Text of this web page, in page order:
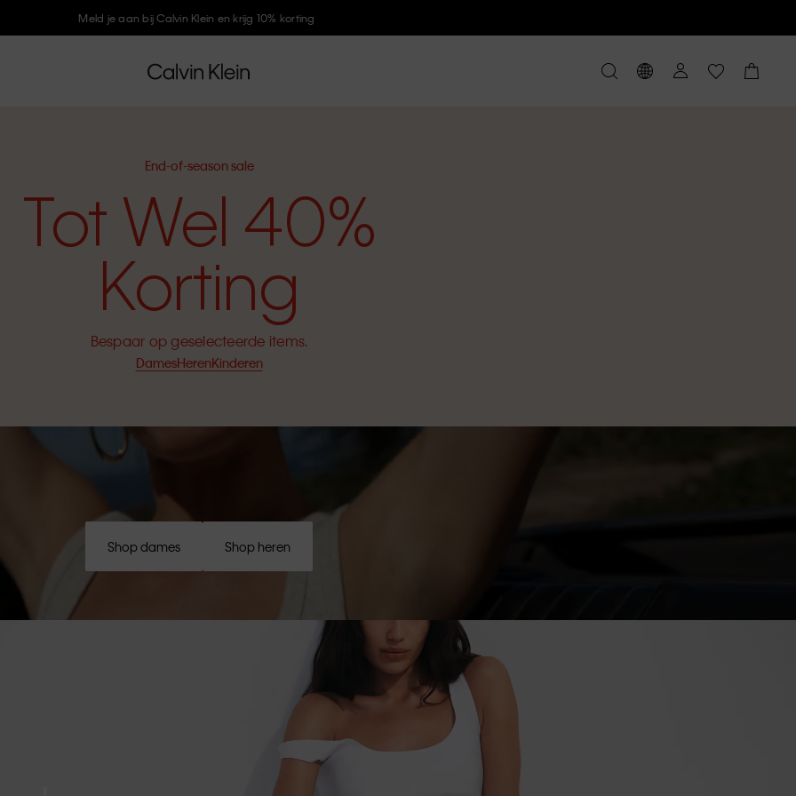
Meld je aan bij Calvin Klein en krijg 10% korting
End-of-season sale
Tot Wel 40%
Korting
Bespaar op geselecteerde items.
DamesHerenKinderen
Shop dames Shop heren